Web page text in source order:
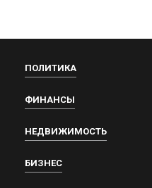
ПОЛИТИКА
ФИНАНСЫ
НЕДВИЖИМОСТЬ
БИЗНЕС